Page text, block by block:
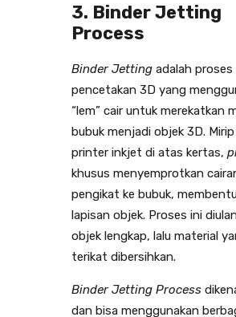
3. Binder Jetting
Process
Binder Jetting adalah proses
pencetakan 3D yang
“lem” cair untuk merekatkan
bubuk menjadi objek 3D.
printer inkjet di atas kertas,
khusus menyemprotkan
pengikat ke bubuk,
lapisan objek. Proses ini
objek lengkap, lalu material
terikat dibersihkan.
Binder Jetting Process
dan bisa menggunakan